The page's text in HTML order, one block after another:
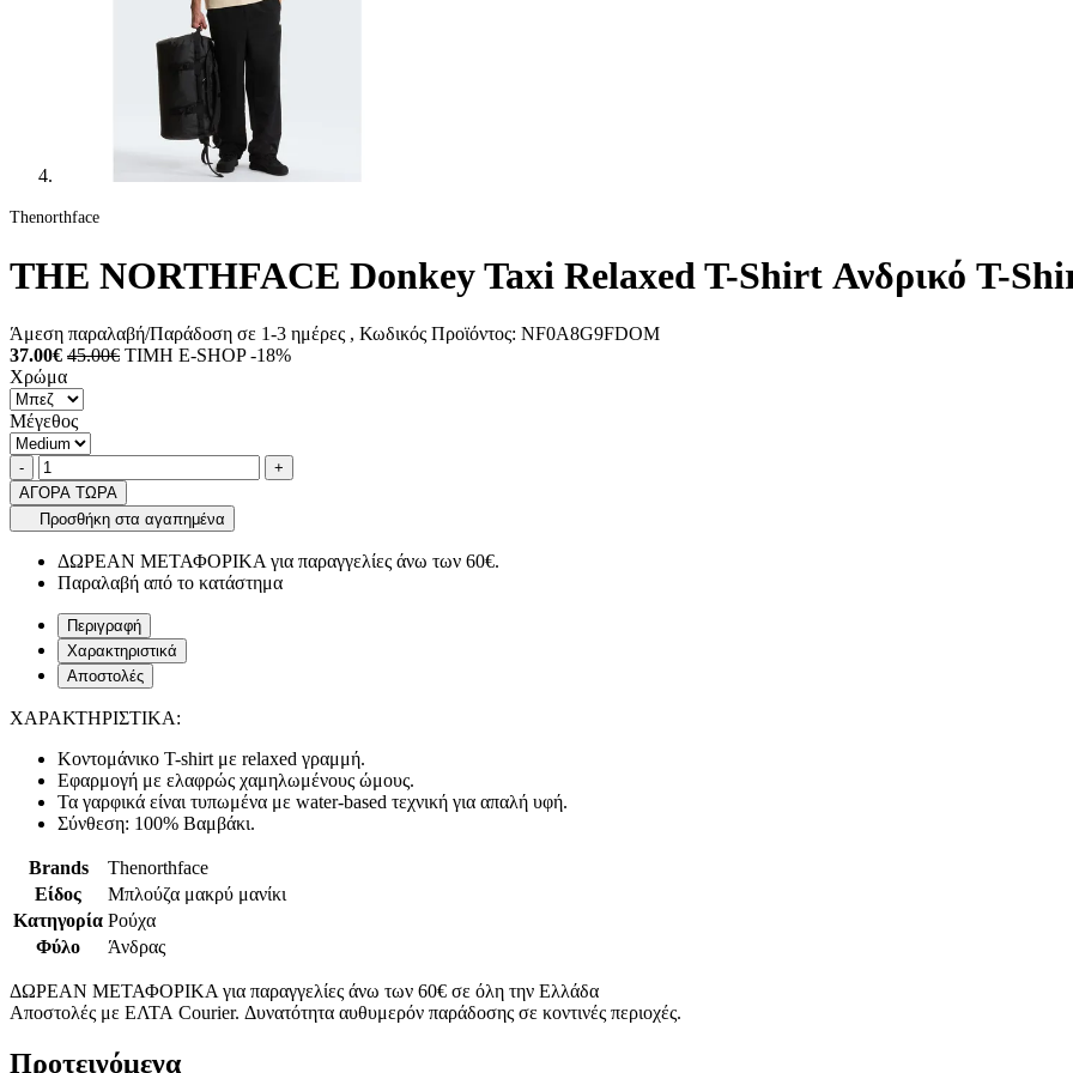
Thenorthface
THE NORTHFACE Donkey Taxi Relaxed T-Shirt Ανδρικό T-
Άμεση παραλαβή/Παράδοση σε 1-3 ημέρες , Κωδικός Προϊόντος: NF0A8G9FDOM
37.00€ 45.00€ ΤΙΜΗ E-SHOP -18%
Χρώμα
Μέγεθος
Ποσότητα
-product.increase.quantity +
ΑΓΟΡΑ ΤΩΡΑ
Προσθήκη στα αγαπημένα
ΔΩΡΕΑΝ ΜΕΤΑΦΟΡΙΚΑ για παραγγελίες άνω των 60€.
Παραλαβή από το κατάστημα
Περιγραφή
Χαρακτηριστικά
Αποστολές
ΧΑΡΑΚΤΗΡΙΣΤΙΚΑ:
Κοντομάνικο T-shirt με relaxed γραμμή.
Εφαρμογή με ελαφρώς χαμηλωμένους ώμους.
Τα γαρφικά είναι τυπωμένα με water-based τεχνική για απαλή υφή.
Σύνθεση: 100% Βαμβάκι.
Brands
Thenorthface
Είδος
Μπλούζα μακρύ μανίκι
Κατηγορία Ρούχα
Φύλο
Άνδρας
ΔΩΡΕΑΝ ΜΕΤΑΦΟΡΙΚΑ για παραγγελίες άνω των 60€ σε όλη την Ελλάδα
Αποστολές με ΕΛΤΑ Courier. Δυνατότητα αυθυμερόν παράδοσης σε κοντινές περιοχές.
Προτεινόμενα